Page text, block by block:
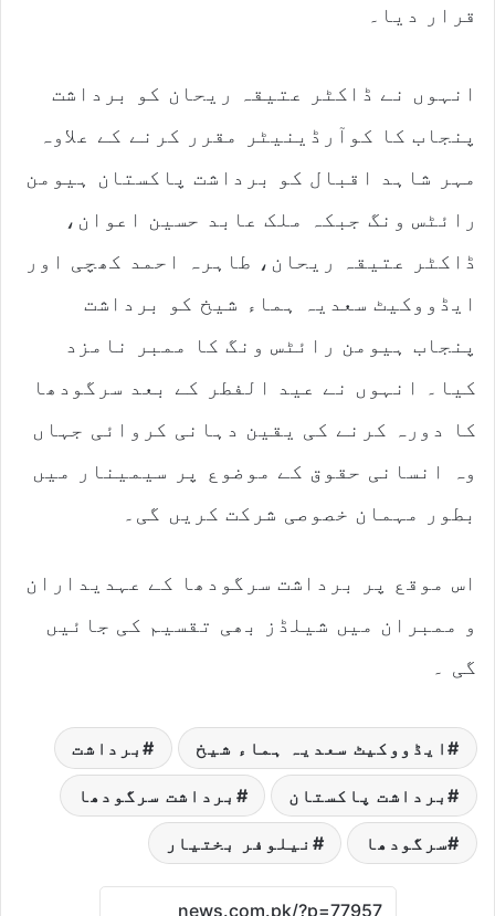
قرار دیا۔
انہوں نے ڈاکٹر عتیقہ ریحان کو برداشت
پنجاب کا کوآرڈینیٹر مقرر کرنے کے علاوہ
مہر شاہد اقبال کو برداشت پاکستان ہیومن
رائٹس ونگ جبکہ ملک عابد حسین اعوان،
ڈاکٹر عتیقہ ریحان، طاہرہ احمد کھچی اور
ایڈووکیٹ سعدیہ ہماء شیخ کو برداشت
پنجاب ہیومن رائٹس ونگ کا ممبر نامزد
کیا۔ انہوں نے عید الفطر کے بعد سرگودھا
کا دورہ کرنے کی یقین دہانی کروائی جہاں
وہ انسانی حقوق کے موضوع پر سیمینار میں
بطور مہمان خصوصی شرکت کریں گی۔
اس موقع پر برداشت سرگودھا کے عہدیداران
و ممبران میں شیلڈز بھی تقسیم کی جائیں
گی ۔
ایڈووکیٹ سعدیہ ہماء شیخ برداشت
برداشت پاکستان برداشت سرگودھا
سرگودھا نیلوفر بختیار